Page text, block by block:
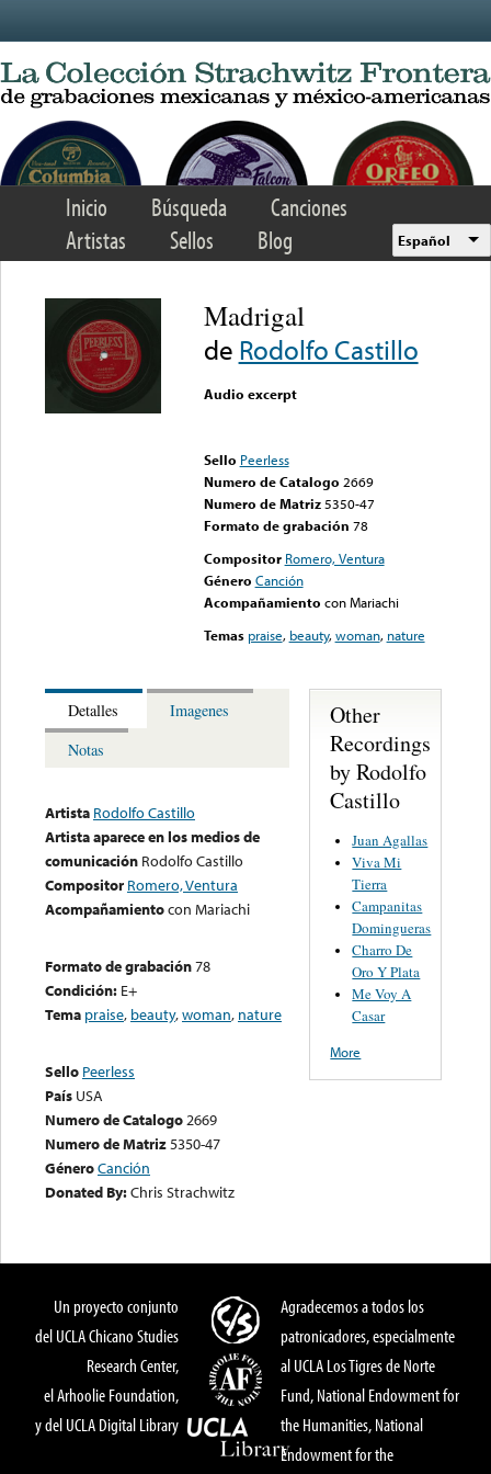
Inicio Búsqueda
Canciones
Artistas
Sellos Blog Español
Madrigal
de Rodolfo Castillo
Audio excerpt
Sello Peerless
Numero de Catalogo 2669
Numero de Matriz 5350-47
Formato de grabación 78
Compositor Romero, Ventura
Género Canción
Acompañamiento con Mariachi
Temas praise, beauty,woman, nature
Detalles
Imagenes
Notas
Artista Rodolfo Castillo
Artista aparece en los medios de
comunicación Rodolfo Castillo
Compositor Romero, Ventura
Acompañamientocon Mariachi
Formato de grabación78
Condición: E+
Tema praise, beauty,woman, nature
Sello Peerless
País USA
Numero de Catalogo2669
Numero de Matriz5350-47
GéneroCanción
Donated By:Chris Strachwitz
Other
Recordings
by Rodolfo
Castillo
Juan Agallas
Viva Mi
Tierra
Campanitas
Domingueras
Charro De
Oro Y Plata
Me Voy A
Casar
More
Un proyecto conjunto
del UCLA Chicano Studies
Research Center,
el Arhoolie Foundation,
y del UCLA Digital Library
Agradecemos a todos los
patronicadores, especialmente
al UCLA Los Tigres de Norte
Fund, National Endowment for
the Humanities, National
Endowment for the